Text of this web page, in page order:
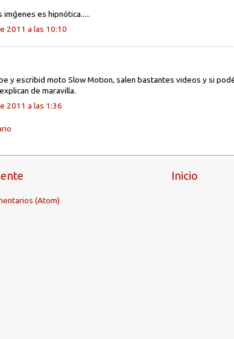
imǵenes es hipnótica.....
2011 a las 10:10
y escribid moto Slow Motion, salen bastantes videos y si
de maravilla.
2011 a las 1:36
Inicio
(Atom)